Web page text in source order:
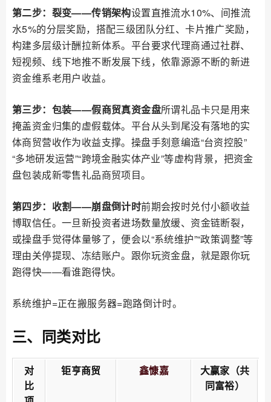
第二步：裂变——传销架构设置直推流水10%、间推流
水5%的分层奖励，搭配三级团队分红、卡片推广奖励，
构建多层级计酬拉新体系。平台要求代理商通过社群、
短视频、线下地推不断发展下线，依靠源源不断的新进
资金维系老用户收益。
第三步：包装——假商贸真资金盘所谓礼品卡只是用来
掩盖资金归集的虚假载体。平台从头到尾没有落地的实
体商贸营收作为收益支撑。操盘手刻意编造“台资控股”
“多地研发运营”“跨境金融实体产业”等虚构背景，把资金
盘包装成新零售礼品商贸项目。
第四步：收割——崩盘倒计时前期会按时兑付小额收益
博取信任。一旦新投资者进场数量放缓、资金链断裂，
或操盘手觉得体量够了，便会以“系统维护”“政策调整”等
理由关停提现、冻结账户。跟你玩资金盘，就是跟你玩
跑得快——看谁跑得快。
系统维护=正在搬服务器=跑路倒计时。
三、同类对比
对
比
钜亨商贸 鑫慷嘉
大赢家（共
同富裕）